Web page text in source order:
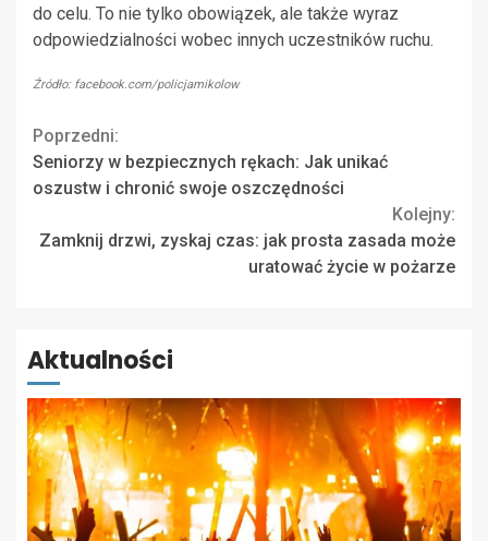
do celu. To nie tylko obowiązek, ale także wyraz
odpowiedzialności wobec innych uczestników ruchu.
Źródło: facebook.com/policjamikolow
Continue
Reading
Poprzedni:
Seniorzy w bezpiecznych rękach: Jak unikać
oszustw i chronić swoje oszczędności
Kolejny:
Zamknij drzwi, zyskaj czas: jak prosta zasada może
uratować życie w pożarze
Aktualności